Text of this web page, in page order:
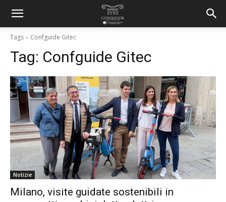
Tags Confguide Gitec
Tag: Confguide Gitec
Notizie
Milano, visite guidate sostenibili in